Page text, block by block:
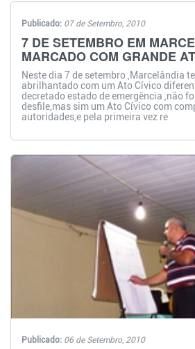
Publicado: 07 de Setembro, 2010
7 DE SETEMBRO EM
MARCADO COM GRANDE
Neste dia 7 de setembro ,Marcelândia
abrilhantado com um Ato Cívico
decretado estado de emergência ,não
desfile,mas sim um Ato Cívico com
autoridades,e pela primeira vez re
Publicado: 06 de Setembro, 2010